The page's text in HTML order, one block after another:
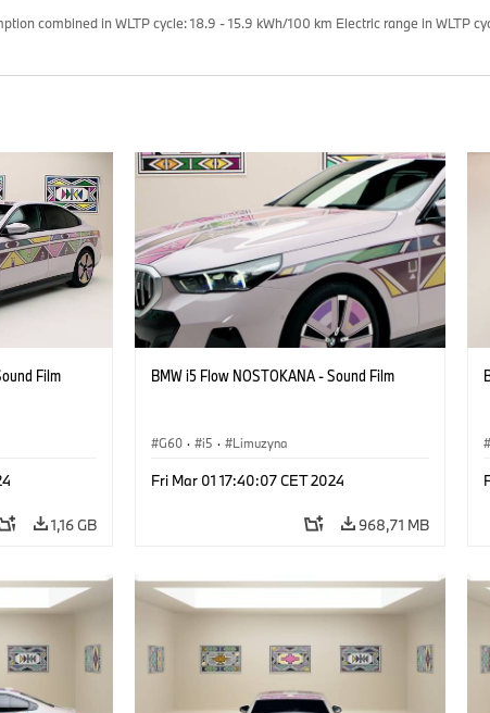
combined in WLTP cycle: 18.9 - 15.9 kWh/100 km Electric range in WLTP
Film
1,16 GB
BMW i5 Flow NOSTOKANA - Sound Film
G60 · i5 · Limuzyna
Fri Mar 01 17:40:07 CET 2024
968,71 MB